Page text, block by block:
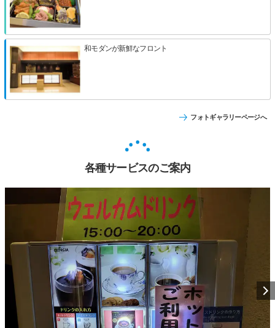
和モダンが新鮮なフロント
フォトギャラリーページへ
各種サービスのご案内